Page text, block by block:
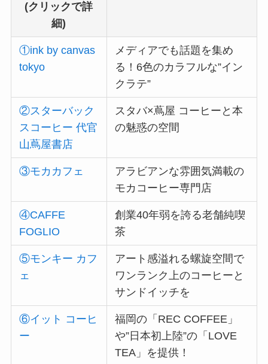
(クリックで詳
細)
①ink by canvas
tokyo
メディアでも話題を集め
る！6色のカラフルな”イン
クラテ”
②スターバック
スコーヒー 代官
山蔦屋書店
スタバ×蔦屋 コーヒーと本
の魅惑の空間
③モカカフェ
アラビアンな雰囲気満載の
モカコーヒー専門店
④CAFFE
FOGLIO
創業40年弱を誇る老舗純喫
茶
⑤モンキー カフ
ェ
アート感溢れる螺旋空間で
ワンランク上のコーヒーと
サンドイッチを
⑥イット コーヒ
ー
福岡の「REC COFFEE」
や”日本初上陸”の「LOVE
TEA」を提供！